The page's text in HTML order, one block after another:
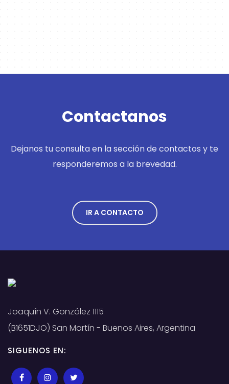
Contactanos
Dejanos tu consulta en la sección de contactos y te
responderemos a la brevedad.
IR A CONTACTO
Joaquín V. González 1115
(B1651DJO) San Martín - Buenos Aires, Argentina
SIGUENOS EN: